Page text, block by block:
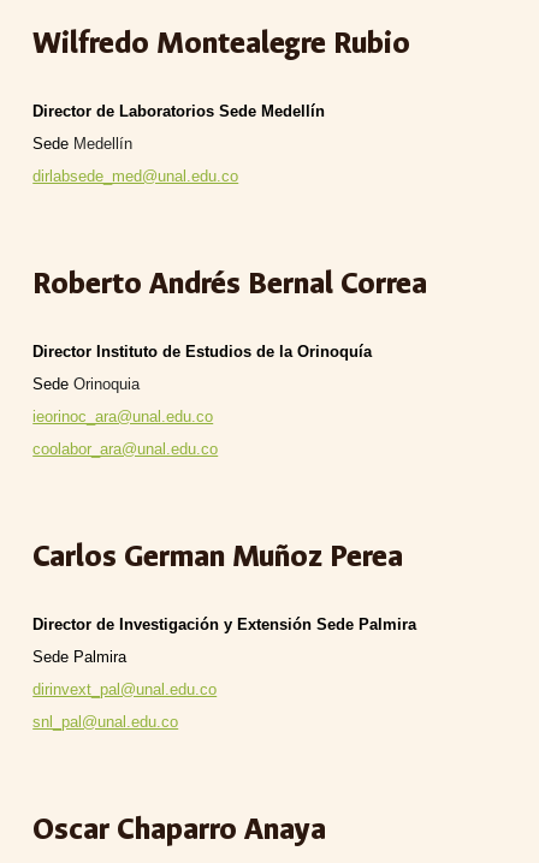
Wilfredo Montealegre Rubio
Director de Laboratorios Sede Medellín
Sede Medellín
dirlabsede_med@unal.edu.co
Roberto Andrés Bernal Correa
Director Instituto de Estudios de la Orinoquía
SedeOrinoquia
ieorinoc_ara@unal.edu.co
coolabor_ara@unal.edu.co
Carlos German Muñoz Perea
Director de Investigación y Extensión Sede Palmira
Sede Palmira
dirinvext_pal@unal.edu.co
snl_pal@unal.edu.co
Oscar Chaparro Anaya